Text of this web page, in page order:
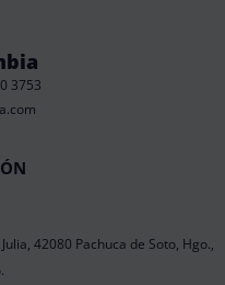
3753
42080 Pachuca de Soto, Hgo.,